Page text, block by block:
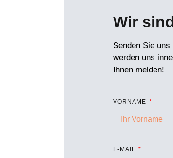
Wir
Senden Sie
werden uns
Ihnen melden!
VORNAME
E-MAIL